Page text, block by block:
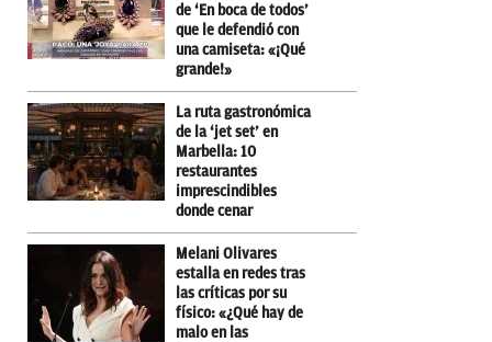
de ‘En boca de todos’
que le defendió con
una camiseta: «¡Qué
grande!»
La ruta gastronómica
de la ‘jet set’ en
Marbella: 10
restaurantes
imprescindibles
donde cenar
Melani Olivares
estalla en redes tras
las críticas por su
físico: «¿Qué hay de
malo en las